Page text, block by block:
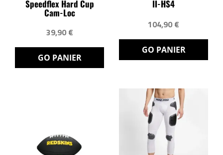
Speedflex Hard Cup
Cam-Loc
39,90 €
GO PANIER
II-HS4
104,90 €
GO PANIER